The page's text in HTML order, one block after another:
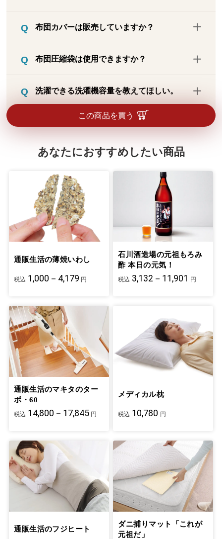
この商品を買う
障させてしまうことがあるため不可として
か、浴槽で手洗い（押し洗い）してくださ
布団カバーは販売していますか？
必要に応じて市販のものをご購入くださ
布団圧縮袋は使用できますか？
洗濯できる洗濯機容量を教えてほしい。
シングルは6キロ以上、ダブルは8キロ以上
の縦型洗濯機をご使用ください。ドラム
あなたにおすすめしたい商品
通販生活の薄焼いわし
税込 1,000－4,179 円
石川酒造場の元祖もろみ
酢 本日の元気！
税込 3,132－11,901 円
通販生活のマキタのター
ボ・60
税込 14,800－17,845 円
メディカル枕
税込 10,780 円
通販生活のフジヒート
ダニ捕りマット「これが
元祖だ」